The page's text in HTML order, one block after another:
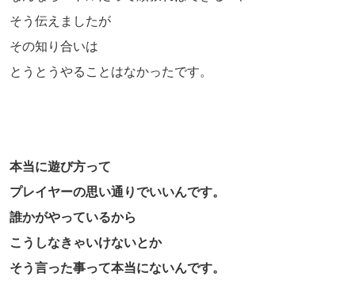
そう伝えましたが
その知り合いは
とうとうやることはなかったです。
本当に遊び方って
プレイヤーの思い通りでいいんです。
誰かがやっているから
こうしなきゃいけないとか
そう言った事って本当にないんです。